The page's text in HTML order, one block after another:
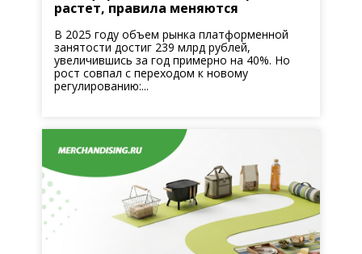
растет, правила меняются
В 2025 году объем рынка платформенной
занятости достиг 239 млрд рублей,
увеличившись за год примерно на 40%. Но
рост совпал с переходом к новому
регулированию:...